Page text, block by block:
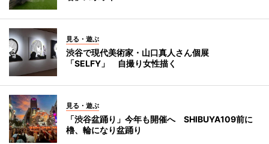
見る・遊ぶ
渋谷で現代美術家・山口真人さん個展
「SELFY」 自撮り女性描く
見る・遊ぶ
「渋谷盆踊り」今年も開催へ SHIBUYA109前に
櫓、輪になり盆踊り